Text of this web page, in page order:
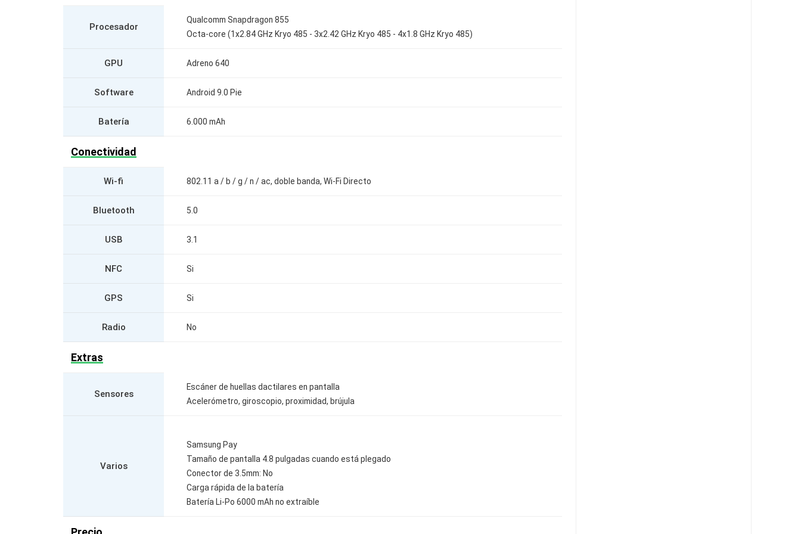
Procesador
Qualcomm Snapdragon 855
Octa-core (1x2.84 GHz Kryo 485 - 3x2.42 GHz Kryo 485 - 4x1.8 GHz Kryo 485)
GPU Adreno 640
Software Android 9.0 Pie
Batería 6.000 mAh
Conectividad
Wi-fi 802.11 a / b / g / n / ac, doble banda, Wi-Fi Directo
Bluetooth 5.0
USB 3.1
NFC Si
GPS Si
Radio No
Extras
Sensores
Escáner de huellas dactilares en pantalla
Acelerómetro, giroscopio, proximidad, brújula
Varios
Samsung Pay
Tamaño de pantalla 4.8 pulgadas cuando está plegado
Conector de 3.5mm: No
Carga rápida de la batería
Batería Li-Po 6000 mAh no extraíble